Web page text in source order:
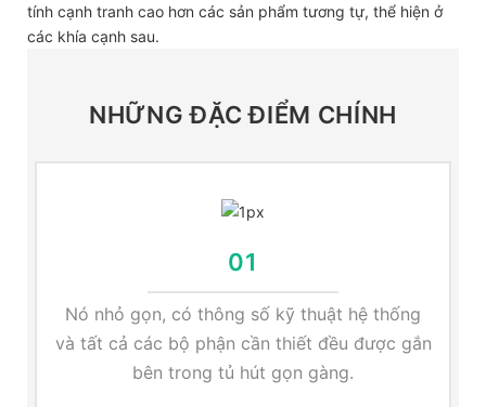
tính cạnh tranh cao hơn các sản phẩm tương tự, thể hiện ở
các khía cạnh sau.
NHỮNG ĐẶC ĐIỂM CHÍNH
01
Nó nhỏ gọn, có thông số kỹ thuật hệ thống
và tất cả các bộ phận cần thiết đều được gắn
bên trong tủ hút gọn gàng.